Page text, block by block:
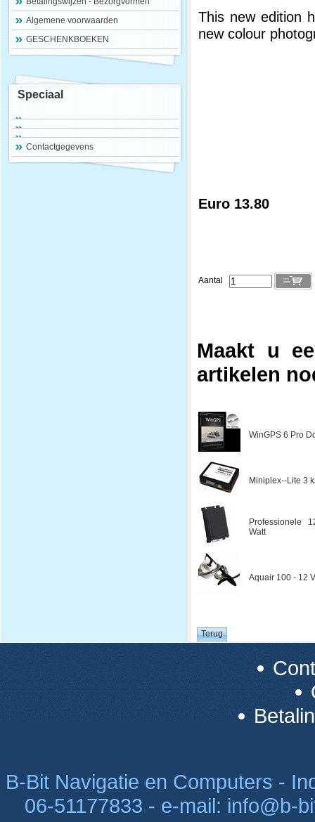
Algemene voorwaarden
GESCHENKBOEKEN
Speciaal
Contactgegevens
This new edition
new colour
Euro 13.80
Aantal
Maakt u
artikelen
WinGPS 6 Pro
Miniplex--Lite 3
Professionele
Watt
Aquair 100 - 12
B-Bit Navigatie en Computers -
06-51177833 - e-mail: info@b-